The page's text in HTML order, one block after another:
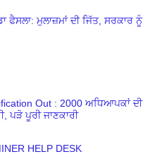
ਫੈਸਲਾ: ਮੁਲਾਜ਼ਮਾਂ ਦੀ ਜਿੱਤ, ਸਰਕਾਰ ਨੂੰ
Out : 2000 ਅਧਿਆਪਕਾਂ ਦੀ
ਪੜੋ ਪੂਰੀ ਜਾਣਕਾਰੀ
HELP DESK